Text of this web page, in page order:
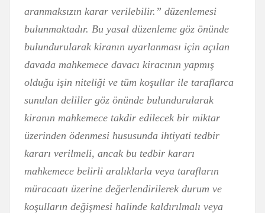
aranmaksızın karar verilebilir.” düzenlemesi
bulunmaktadır. Bu yasal düzenleme göz önünde
bulundurularak kiranın uyarlanması için açılan
davada mahkemece davacı kiracının yapmış
olduğu işin niteliği ve tüm koşullar ile taraflarca
sunulan deliller göz önünde bulundurularak
kiranın mahkemece takdir edilecek bir miktar
üzerinden ödenmesi hususunda ihtiyati tedbir
kararı verilmeli, ancak bu tedbir kararı
mahkemece belirli aralıklarla veya tarafların
müracaatı üzerine değerlendirilerek durum ve
koşulların değişmesi halinde kaldırılmalı veya